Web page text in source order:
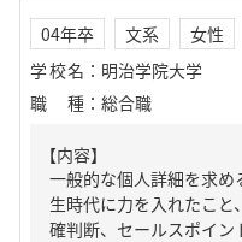
04年卒 文系
女性
学校名 ： 明治学院大学
職種 ： 総合職
【内容】
一般的な個人詳細を求
生時代に力を入れたこ
確判断、セールスポイ